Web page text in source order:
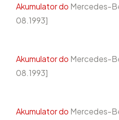
Akumulator do Mercedes-
08.1993]
Akumulator do Mercedes-
08.1993]
Akumulator do Mercedes-